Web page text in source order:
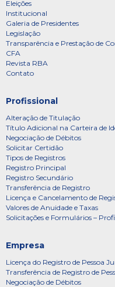
Eleições
Institucional
Galeria de Presidentes
Legislação
Transparência e Prestação de
CFA
Revista RBA
Contato
Profissional
Alteração de Titulação
Título Adicional na Carteira de
Negociação de Débitos
Solicitar Certidão
Tipos de Registros
Registro Principal
Registro Secundário
Transferência de Registro
Licença e Cancelamento de
Valores de Anuidade e Taxas
Solicitações e Formulários –
Empresa
Licença do Registro de Pessoa
Transferência de Registro de
Negociação de Débitos